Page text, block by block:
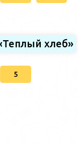
хлеб»
5